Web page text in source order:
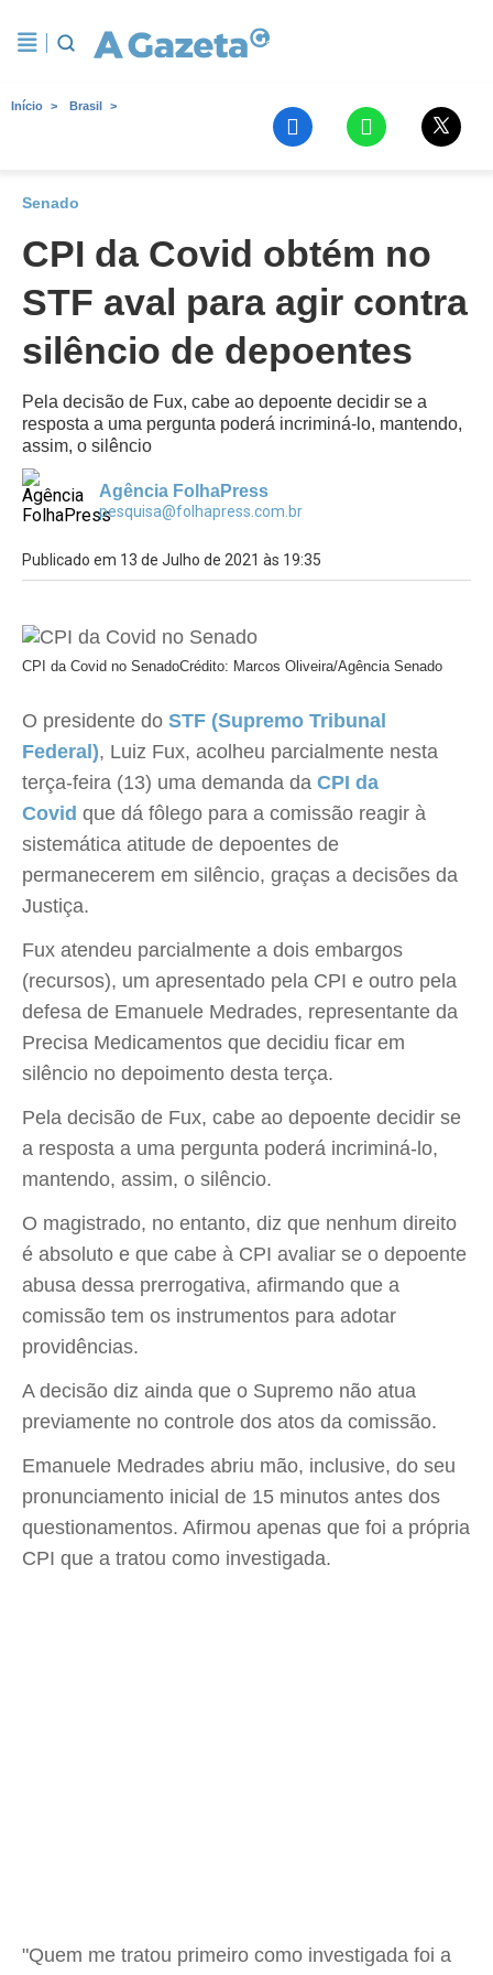
Início Brasil
Senado
CPI da Covid obtém no
STF aval para agir contra
silêncio de depoentes
Pela decisão de Fux, cabe ao depoente decidir se a
resposta a uma pergunta poderá incriminá-lo, mantendo,
assim, o silêncio
Agência FolhaPress
pesquisa@folhapress.com.br
Publicado em 13 de Julho de 2021 às 19:35
CPI da Covid no SenadoCrédito: Marcos Oliveira/Agência Senado
O presidente do STF (Supremo Tribunal
Federal), Luiz Fux, acolheu parcialmente nesta
terça-feira (13) uma demanda da CPI da
Covid que dá fôlego para a comissão reagir à
sistemática atitude de depoentes de
permanecerem em silêncio, graças a decisões da
Justiça.
Fux atendeu parcialmente a dois embargos
(recursos), um apresentado pela CPI e outro pela
defesa de Emanuele Medrades, representante da
Precisa Medicamentos que decidiu ficar em
silêncio no depoimento desta terça.
Pela decisão de Fux, cabe ao depoente decidir se
a resposta a uma pergunta poderá incriminá-lo,
mantendo, assim, o silêncio.
O magistrado, no entanto, diz que nenhum direito
é absoluto e que cabe à CPI avaliar se o depoente
abusa dessa prerrogativa, afirmando que a
comissão tem os instrumentos para adotar
providências.
A decisão diz ainda que o Supremo não atua
previamente no controle dos atos da comissão.
Emanuele Medrades abriu mão, inclusive, do seu
pronunciamento inicial de 15 minutos antes dos
questionamentos. Afirmou apenas que foi a própria
CPI que a tratou como investigada.
"Quem me tratou primeiro como investigada foi a